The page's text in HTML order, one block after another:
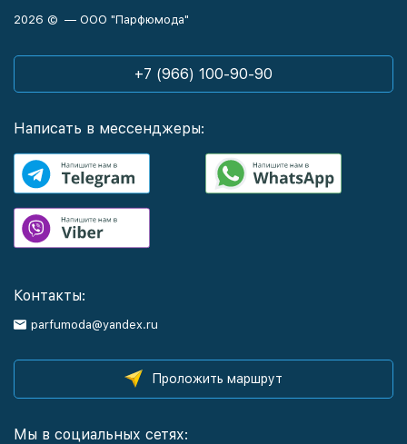
2026 © — ООО "Парфюмода"
+7 (966) 100-90-90
Написать в мессенджеры:
Контакты:
parfumoda@yandex.ru
Проложить маршрут
Мы в социальных сетях: